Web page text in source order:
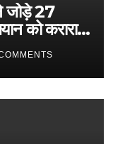
जोड़े 27
को करारा